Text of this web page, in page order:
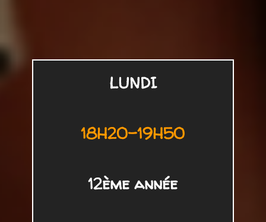
LUNDI
18H20-19H50
12ème année